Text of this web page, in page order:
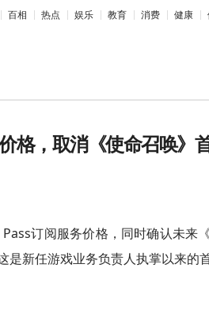
百相 热点 娱乐 教育 消费 健康
价格，取消《使命召唤》
订阅服务价格，同时确认未来
新任游戏业务负责人执掌以来的